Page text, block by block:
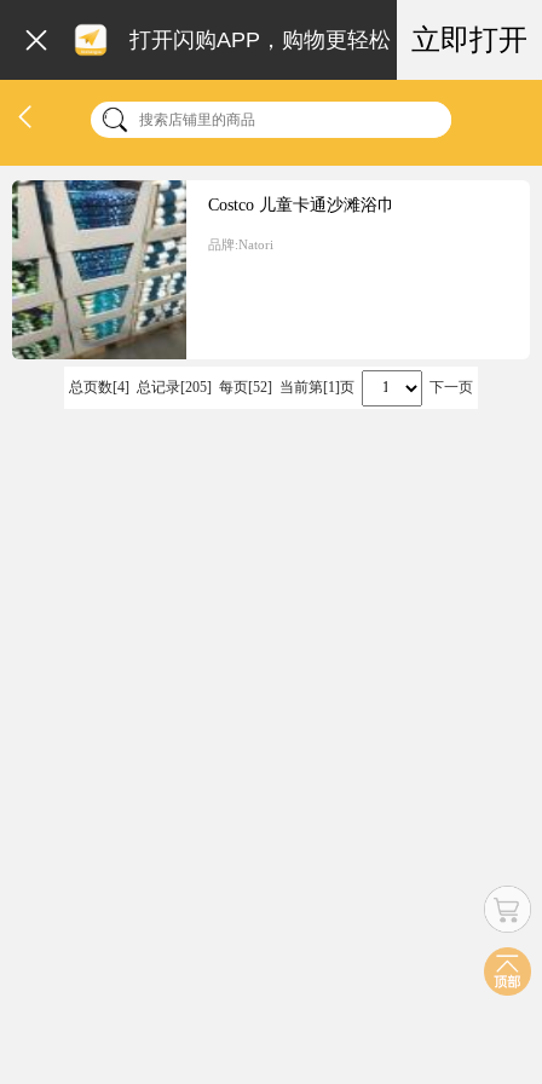
打开闪购APP，购物更轻松 立即打开
Costco 儿童卡通沙滩浴巾
品牌:Natori
总页数[4] 总记录[205] 每页[52] 当前第[1]页 下一页